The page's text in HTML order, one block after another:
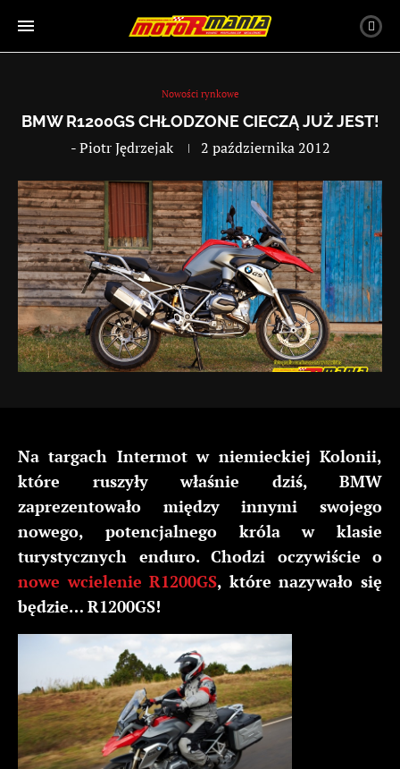
Nowości rynkowe
BMW R1200GS CHŁODZONE CIECZĄ JUŻ JEST!
-Piotr Jędrzejak 2 października 2012
Na targach Intermot w niemieckiej Kolonii,
które ruszyły właśnie dziś, BMW
zaprezentowało między innymi swojego
nowego, potencjalnego króla w klasie
turystycznych enduro. Chodzi oczywiście o
nowe wcielenie R1200GS, które nazywało się
będzie… R1200GS!